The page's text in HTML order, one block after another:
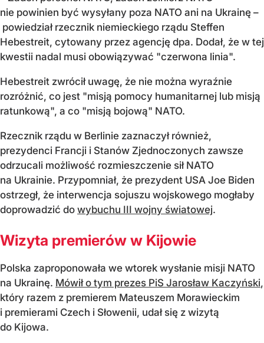
nie powinien być wysyłany poza NATO ani na Ukrainę –
powiedział rzecznik niemieckiego rządu Steffen
Hebestreit, cytowany przez agencję dpa. Dodał, że w tej
kwestii nadal musi obowiązywać "czerwona linia".
Hebestreit zwrócił uwagę, że nie można wyraźnie
rozróżnić, co jest "misją pomocy humanitarnej lub misją
ratunkową", a co "misją bojową" NATO.
Rzecznik rządu w Berlinie zaznaczył również,
prezydenci Francji i Stanów Zjednoczonych zawsze
odrzucali możliwość rozmieszczenie sił NATO
na Ukrainie. Przypomniał, że prezydent USA Joe Biden
ostrzegł, że interwencja sojuszu wojskowego mogłaby
doprowadzić do wybuchu III wojny światowej.
Wizyta premierów w Kijowie
Polska zaproponowała we wtorek wysłanie misji NATO
na Ukrainę. Mówił o tym prezes PiS Jarosław Kaczyński,
który razem z premierem Mateuszem Morawieckim
i premierami Czech i Słowenii, udał się z wizytą
do Kijowa.